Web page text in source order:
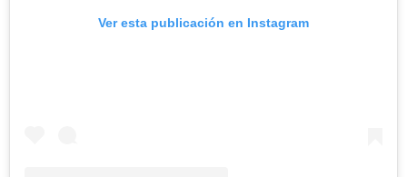
Ver esta publicación en Instagram